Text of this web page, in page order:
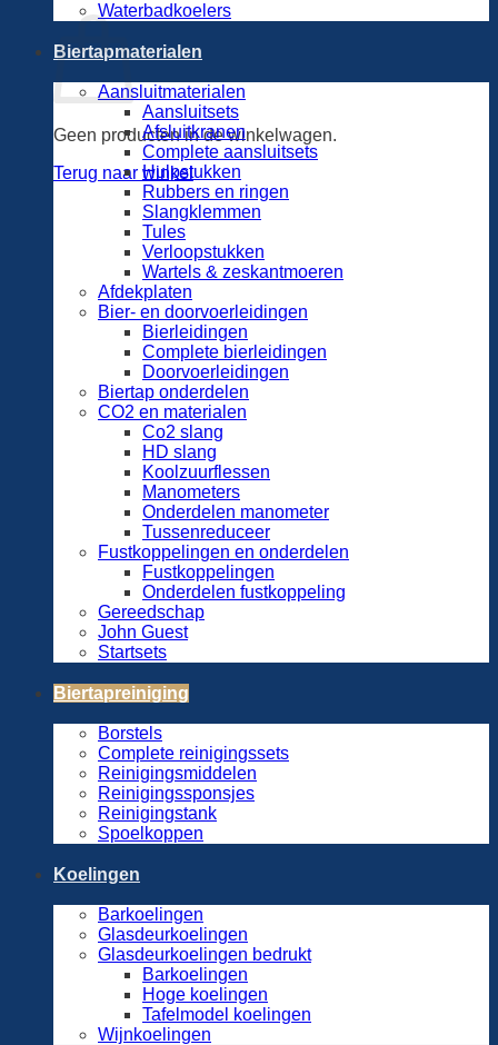
Geen producten in de winkelwagen.
Terug naar winkel
Waterbadkoelers
Biertapmaterialen
Aansluitmaterialen
Aansluitsets
Afsluitkranen
Complete aansluitsets
Hulpstukken
Rubbers en ringen
Slangklemmen
Tules
Verloopstukken
Wartels & zeskantmoeren
Afdekplaten
Bier- en doorvoerleidingen
Bierleidingen
Complete bierleidingen
Doorvoerleidingen
Biertap onderdelen
CO2 en materialen
Co2 slang
HD slang
Koolzuurflessen
Manometers
Onderdelen manometer
Tussenreduceer
Fustkoppelingen en onderdelen
Fustkoppelingen
Onderdelen fustkoppeling
Gereedschap
John Guest
Startsets
Biertapreiniging
Borstels
Complete reinigingssets
Reinigingsmiddelen
Reinigingssponsjes
Reinigingstank
Spoelkoppen
Koelingen
Barkoelingen
Glasdeurkoelingen
Glasdeurkoelingen bedrukt
Barkoelingen
Hoge koelingen
Tafelmodel koelingen
Wijnkoelingen